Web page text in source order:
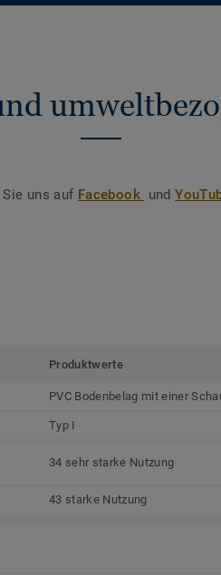
uns auf Facebook und
Produktwerte
PVC Bodenbelag mit einer
Typ I
34 sehr starke Nutzung
43 starke Nutzung